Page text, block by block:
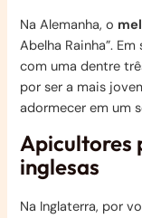
Na Alemanha, o mel
Abelha Rainha”.
com uma dentre
por ser a mais
adormecer em um
Apicultores
inglesas
Na Inglaterra, por